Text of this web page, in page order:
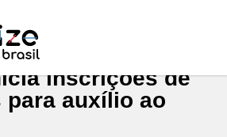
inscrições de
auxílio ao